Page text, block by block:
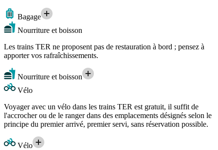
Bagage
Nourriture et boisson
Les trains TER ne proposent pas de restauration à bord ; pensez à
apporter vos rafraîchissements.
Nourriture et boisson
Vélo
Voyager avec un vélo dans les trains TER est gratuit, il suffit de
l'accrocher ou de le ranger dans des emplacements désignés selon le
principe du premier arrivé, premier servi, sans réservation possible.
Vélo